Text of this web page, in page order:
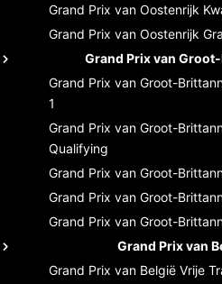
Grand Prix van Oostenrijk
Grand Prix van Oostenrijk
Grand Prix van
Grand Prix van Groot-
1
Grand Prix van Groot-
Qualifying
Grand Prix van Groot-
Grand Prix van Groot-
Grand Prix van Groot-
Grand Prix van
Grand Prix van België Vrije